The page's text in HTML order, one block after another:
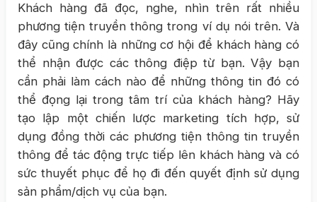
Khách hàng đã đọc, nghe, nhìn trên rất nhiều
phương tiện truyền thông trong ví dụ nói trên. Và
đây cũng chính là những cơ hội để khách hàng có
thể nhận được các thông điệp từ bạn. Vậy bạn
cần phải làm cách nào để những thông tin đó có
thể đọng lại trong tâm trí của khách hàng? Hãy
tạo lập một chiến lược marketing tích hợp, sử
dụng đồng thời các phương tiện thông tin truyền
thông để tác động trực tiếp lên khách hàng và có
sức thuyết phục để họ đi đến quyết định sử dụng
sản phẩm/dịch vụ của bạn.